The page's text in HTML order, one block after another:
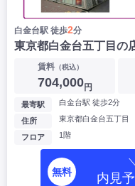
白金台駅 徒歩2分
東京都白金台五丁目の
賃料（税込）
704,000円
最寄駅 白金台駅 徒歩2分
住所 東京都白金台五丁目
フロア 1階
無料 内見